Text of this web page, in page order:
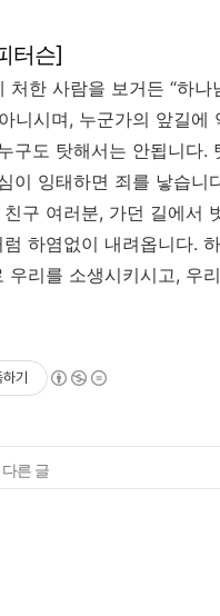
터슨]
한 사람을 보거든 “하
니시며, 누군가의 앞길
구도 탓해서는 안됩니다
이 잉태하면 죄를 낳습
구 여러분, 가던 길에서
하염없이 내려옵니다.
우리를 소생시키시고, 우
기
른 글